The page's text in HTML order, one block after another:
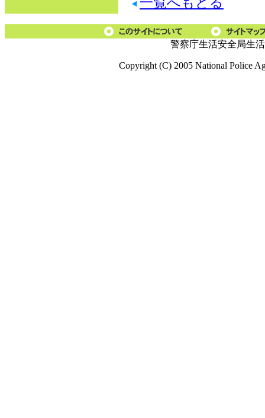
警察庁生活安全局生
Copyright (C) 2005 National Police